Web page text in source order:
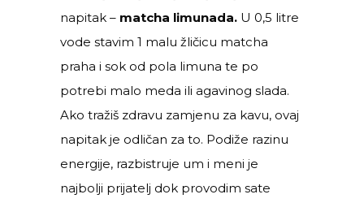
napitak – matcha limunada. U 0,5 litre
vode stavim 1 malu žličicu matcha
praha i sok od pola limuna te po
potrebi malo meda ili agavinog slada.
Ako tražiš zdravu zamjenu za kavu, ovaj
napitak je odličan za to. Podiže razinu
energije, razbistruje um i meni je
najbolji prijatelj dok provodim sate